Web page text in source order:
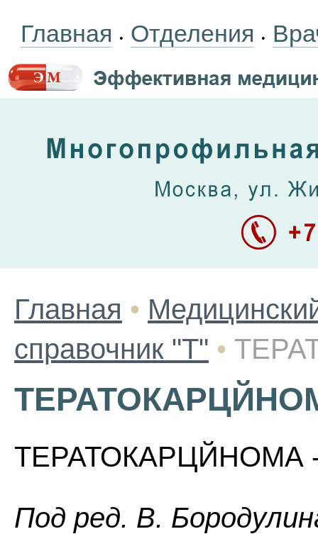
Главная • Отделения •
Главная •
справочник "Т" •
ТЕРАТОКАРЦЙНОМА -
Пoд peд. B.